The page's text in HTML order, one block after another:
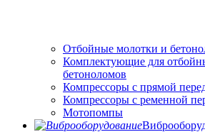
Отбойные молотки и
Комплектующие для
бетоноломов
Компрессоры с прямой
Компрессоры с ременной
Мотопомпы